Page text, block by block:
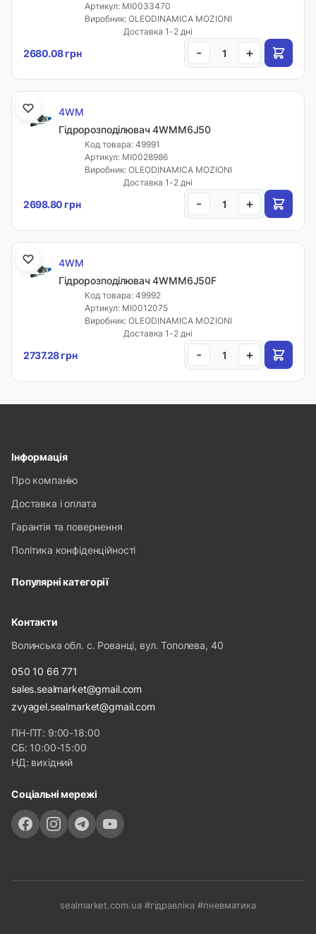
Артикул: MI0033470
Виробник: OLEODINAMICA MOZIONI
Доставка 1-2 дні
2680.08 грн - +
4WM
Гідророзподілювач 4WMM6J50
Код товара: 49991
Артикул: MI0028986
Виробник: OLEODINAMICA MOZIONI
Доставка 1-2 дні
2698.80 грн - +
4WM
Гідророзподілювач 4WMM6J50F
Код товара: 49992
Артикул: MI0012075
Виробник: OLEODINAMICA MOZIONI
Доставка 1-2 дні
2737.28 грн - +
Інформація
Про компанію
Доставка і оплата
Гарантія та повернення
Політика конфіденційності
Популярні категорії
Контакти
Волинська обл. с. Рованці, вул. Тополева, 40
050 10 66 771
sales.sealmarket@gmail.com
zvyagel.sealmarket@gmail.com
ПН-ПТ: 9:00-18:00
СБ: 10:00-15:00
НД: вихідний
Соціальні мережі
sealmarket.com.ua #гідравліка #пневматика